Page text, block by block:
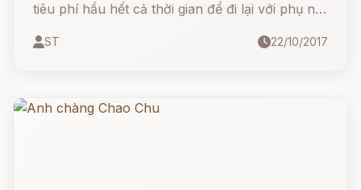
tiêu phí hầu hết cả thời gian để đi lại với phụ nữ
ST 22/10/2017